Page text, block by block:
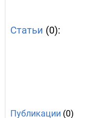
Статьи (0):
Публикации (0)